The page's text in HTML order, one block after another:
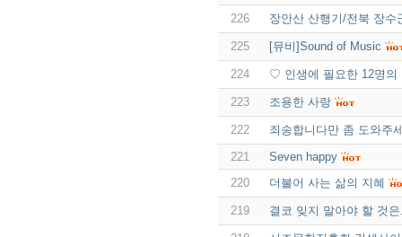
226 장안산 산행기/전북 장수
225 [뮤비]Sound of Music
224 ♡ 인생에 필요한 12명
223 조용한 사랑
222
죄송합니다만 좀 도와주
221
Seven happy
220
더불어 사는 삶의 지혜
219 결코 잊지 말아야 할 것